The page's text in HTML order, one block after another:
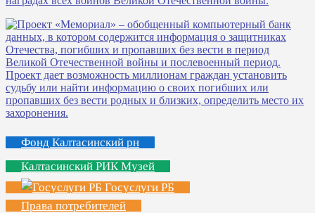
Фонд Калтасинский рн
Калтасинский РИК Музей
Госуслуги РБ
Права потребителей